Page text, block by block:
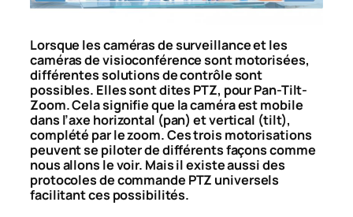
Lorsque les caméras de surveillance et les
caméras de visioconférence sont motorisées,
différentes solutions de contrôle sont
possibles. Elles sont dites PTZ, pour Pan-Tilt-
Zoom. Cela signifie que la caméra est mobile
dans l’axe horizontal (pan) et vertical (tilt),
complété par le zoom. Ces trois motorisations
peuvent se piloter de différents façons comme
nous allons le voir. Mais il existe aussi des
protocoles de commande PTZ universels
facilitant ces possibilités.